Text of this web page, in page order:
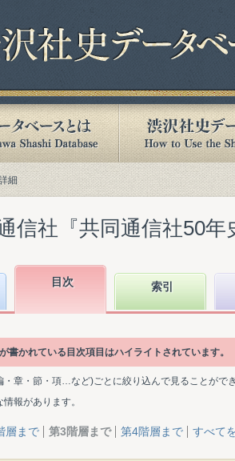
細
信社『共同通信社50年
目次 索引
書かれている目次項目はハイライトされています。
・章・節・項…など)ごとに絞り込んで見ることがで
報があります。
層まで 第3階層まで 第4階層まで すべて